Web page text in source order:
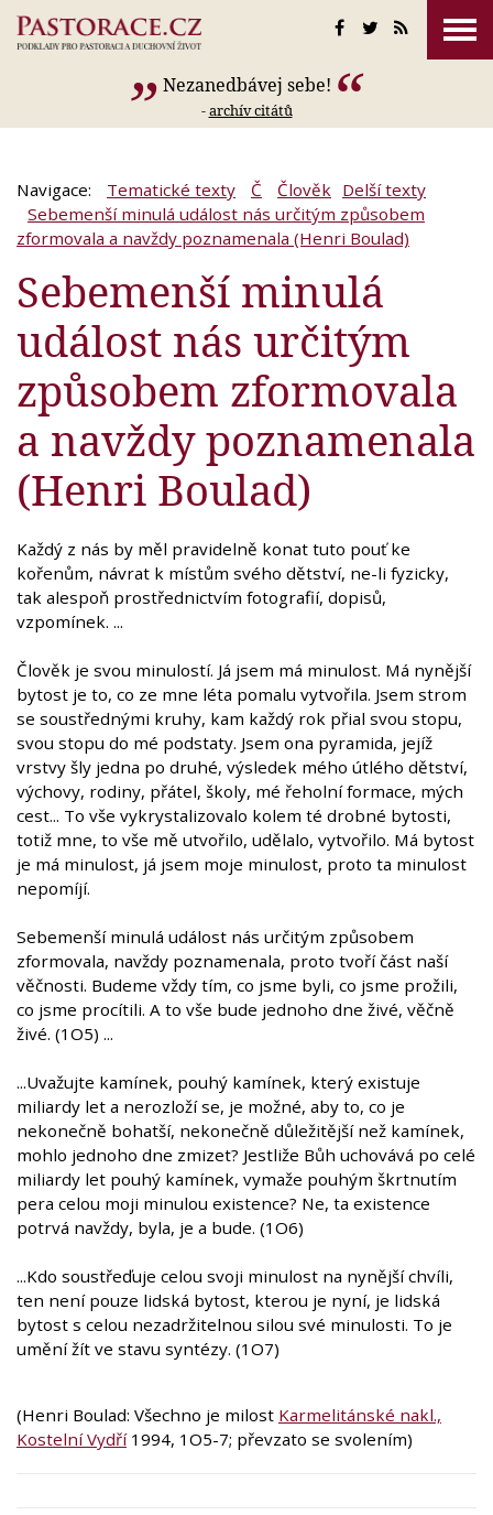
Nezanedbávej sebe!
-archív citátů
Navigace: Tematické texty Č Člověk Delší texty
Sebemenší minulá událost nás určitým způsobem
zformovala a navždy poznamenala (Henri Boulad)
Sebemenší minulá
událost nás určitým
způsobem zformovala
a navždy poznamenala
(Henri Boulad)
Každý z nás by měl pravidelně konat tuto pouť ke
kořenům, návrat k místům svého dětství, ne-li fyzicky,
tak alespoň prostřednictvím fotografií, dopisů,
vzpomínek. ...
Člověk je svou minulostí. Já jsem má minulost. Má nynější
bytost je to, co ze mne léta pomalu vytvořila. Jsem strom
se soustřednými kruhy, kam každý rok přial svou stopu,
svou stopu do mé podstaty. Jsem ona pyramida, jejíž
vrstvy šly jedna po druhé, výsledek mého útlého dětství,
výchovy, rodiny, přátel, školy, mé řeholní formace, mých
cest... To vše vykrystalizovalo kolem té drobné bytosti,
totiž mne, to vše mě utvořilo, udělalo, vytvořilo. Má bytost
je má minulost, já jsem moje minulost, proto ta minulost
nepomíjí.
Sebemenší minulá událost nás určitým způsobem
zformovala, navždy poznamenala, proto tvoří část naší
věčnosti. Budeme vždy tím, co jsme byli, co jsme prožili,
co jsme procítili. A to vše bude jednoho dne živé, věčně
živé. (1O5) ...
...Uvažujte kamínek, pouhý kamínek, který existuje
miliardy let a nerozloží se, je možné, aby to, co je
nekonečně bohatší, nekonečně důležitější než kamínek,
mohlo jednoho dne zmizet? Jestliže Bůh uchovává po celé
miliardy let pouhý kamínek, vymaže pouhým škrtnutím
pera celou moji minulou existence? Ne, ta existence
potrvá navždy, byla, je a bude. (1O6)
...Kdo soustřeďuje celou svoji minulost na nynější chvíli,
ten není pouze lidská bytost, kterou je nyní, je lidská
bytost s celou nezadržitelnou silou své minulosti. To je
umění žít ve stavu syntézy. (1O7)
(Henri Boulad: Všechno je milost Karmelitánské nakl.,
Kostelní Vydří1994, 1O5-7; převzato se svolením)